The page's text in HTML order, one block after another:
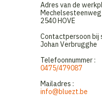
Adres van de
2540 HOVE
Contactpersoon bij
Johan Verbrugghe
Telefoonnummer :
0475/479087
Mailadres :
info@bluezt.be